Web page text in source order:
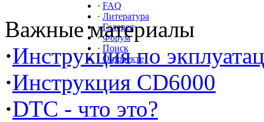
· FAQ
· Литература
· Галерея
· Форум
· Поиск
· О проекте
Важные материалы
·Инструкция по
·Инструкция CD6000
·DTC - что это?